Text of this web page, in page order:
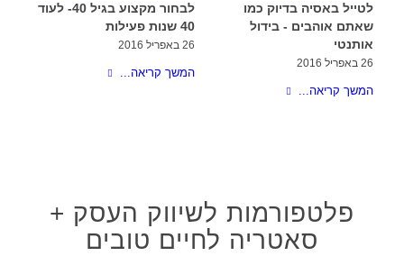
לבחור מקצוע בגיל 40- לעוד
40 שנות פעילות
26 באפריל 2016
המשך קריאה...
לטייל באסיה בדיוק כמו
שאתם אוהבים - בידול
אותנטי
26 באפריל 2016
המשך קריאה...
פלטפורמות לשיווק העסק +
סאטריה לחיים טובים